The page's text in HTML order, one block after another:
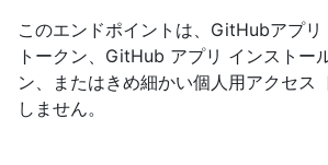
このエンドポイントは、GitHubアプ
トークン、GitHub アプリ インストー
ン、またはきめ細かい個人用アクセス
しません。